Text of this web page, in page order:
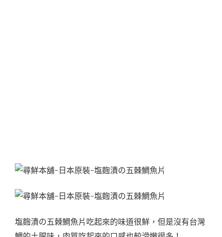
塩麴漬の五棘鯛魚片吃起來的味道很鮮，但是沒有台灣